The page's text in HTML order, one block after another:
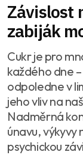
Závislost
zabiják
Cukr je pro
každého dne
odpoledne v
jeho vliv na
Nadměrná
únavu, výkyvy
psychickou